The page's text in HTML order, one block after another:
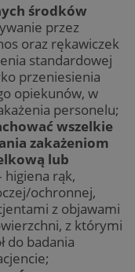
środków
przez
oraz rękawiczek
standardowej
przeniesienia
opiekunów, w
personelu;
wszelkie
zakażeniom
lub
higiena rąk,
ochronnej,
z objawami
z którymi
do badania